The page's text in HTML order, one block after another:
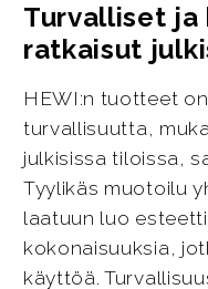
Turvalliset
ratkaisut
HEWI:n tuotteet
turvallisuutta,
julkisissa tiloissa,
Tyylikäs muotoilu
laatuun luo
kokonaisuuksia,
käyttöä.